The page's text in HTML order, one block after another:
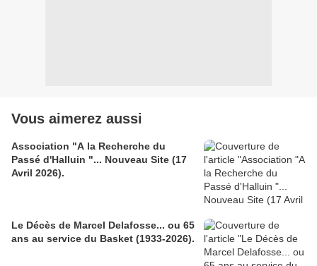
Vous aimerez aussi
Association "A la Recherche du
Passé d'Halluin "... Nouveau Site (17
Avril 2026).
Le Décès de Marcel Delafosse... ou 65
ans au service du Basket (1933-2026).